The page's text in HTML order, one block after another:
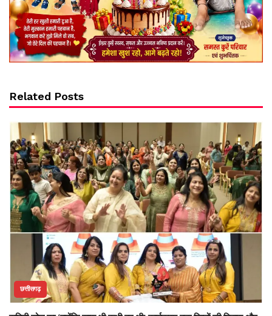
Related Posts
छत्तीसगढ़